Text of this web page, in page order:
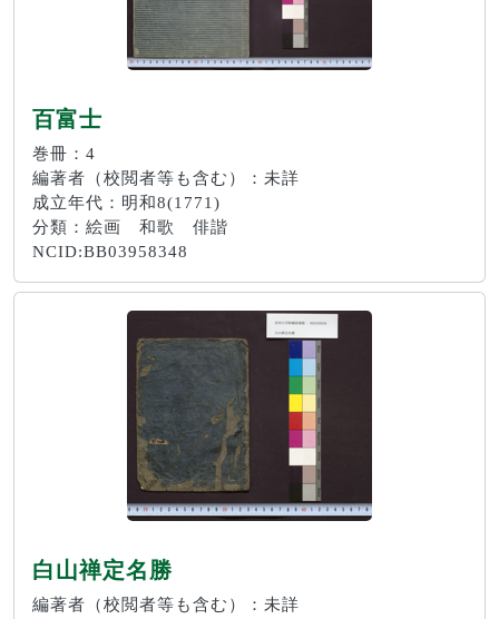
百富士
巻冊：4
編著者（校閲者等も含む）：未詳
成立年代：明和8(1771)
分類：絵画 和歌 俳諧
NCID:BB03958348
白山禅定名勝
編著者（校閲者等も含む）：未詳